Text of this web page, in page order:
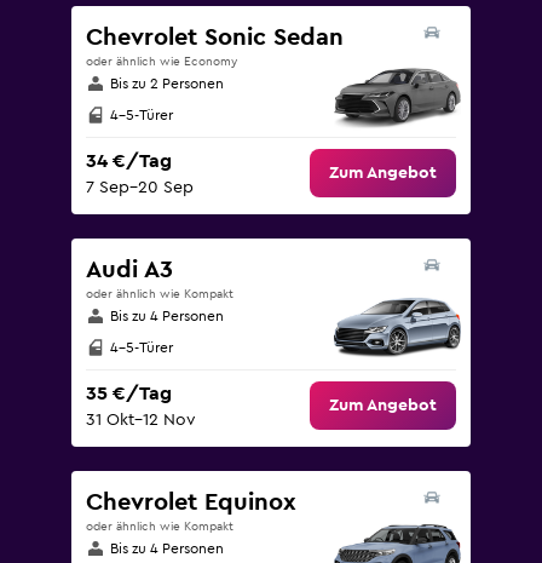
Chevrolet Sonic Sedan
oder ähnlich wie Economy
Bis zu 2 Personen
4-5-Türer
34 €/Tag
7 Sep–20 Sep
Zum Angebot
Audi A3
oder ähnlich wie Kompakt
Bis zu 4 Personen
4-5-Türer
35 €/Tag
31 Okt–12 Nov
Zum Angebot
Chevrolet Equinox
oder ähnlich wie Kompakt
Bis zu 4 Personen